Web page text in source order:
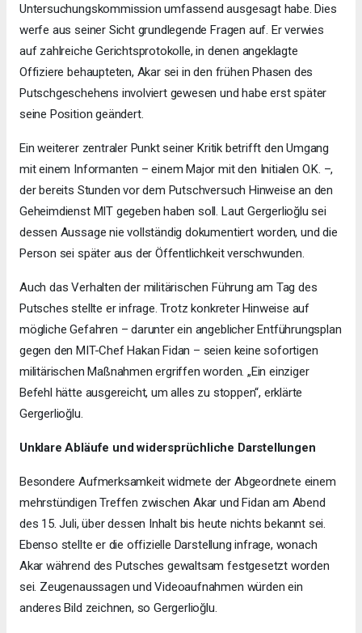
Untersuchungskommission umfassend ausgesagt habe. Dies
werfe aus seiner Sicht grundlegende Fragen auf. Er verwies
auf zahlreiche Gerichtsprotokolle, in denen angeklagte
Offiziere behaupteten, Akar sei in den frühen Phasen des
Putschgeschehens involviert gewesen und habe erst später
seine Position geändert.
Ein weiterer zentraler Punkt seiner Kritik betrifft den Umgang
mit einem Informanten – einem Major mit den Initialen O.K. –,
der bereits Stunden vor dem Putschversuch Hinweise an den
Geheimdienst MIT gegeben haben soll. Laut Gergerlioğlu sei
dessen Aussage nie vollständig dokumentiert worden, und die
Person sei später aus der Öffentlichkeit verschwunden.
Auch das Verhalten der militärischen Führung am Tag des
Putsches stellte er infrage. Trotz konkreter Hinweise auf
mögliche Gefahren – darunter ein angeblicher Entführungsplan
gegen den MIT-Chef Hakan Fidan – seien keine sofortigen
militärischen Maßnahmen ergriffen worden. „Ein einziger
Befehl hätte ausgereicht, um alles zu stoppen“, erklärte
Gergerlioğlu.
Unklare Abläufe und widersprüchliche Darstellungen
Besondere Aufmerksamkeit widmete der Abgeordnete einem
mehrstündigen Treffen zwischen Akar und Fidan am Abend
des 15. Juli, über dessen Inhalt bis heute nichts bekannt sei.
Ebenso stellte er die offizielle Darstellung infrage, wonach
Akar während des Putsches gewaltsam festgesetzt worden
sei. Zeugenaussagen und Videoaufnahmen würden ein
anderes Bild zeichnen, so Gergerlioğlu.